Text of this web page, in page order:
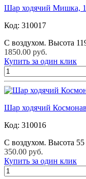
Шар ходячий Мишка,
Код: 310017
С воздухом. Высота
1850.00 руб.
Купить за один клик
Шар ходячий
Код: 310016
С воздухом. Высота 55
350.00 руб.
Купить за один клик